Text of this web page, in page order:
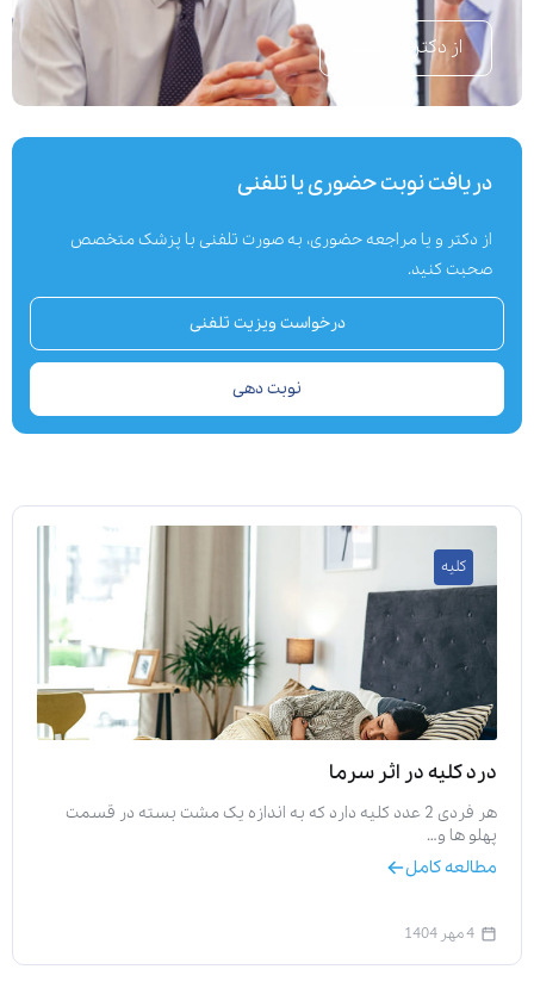
از دکتر بپرسید
دریافت نوبت حضوری یا تلفنی
از دکتر و یا مراجعه حضوری، به صورت تلفنی با پزشک متخصص
صحبت کنید.
درخواست ویزیت تلفنی
نوبت دهی
کلیه
درد کلیه در اثر سرما
هر فردی 2 عدد کلیه دارد که به اندازه یک مشت بسته در قسمت
پهلو ها و…
مطالعه کامل
4 مهر 1404